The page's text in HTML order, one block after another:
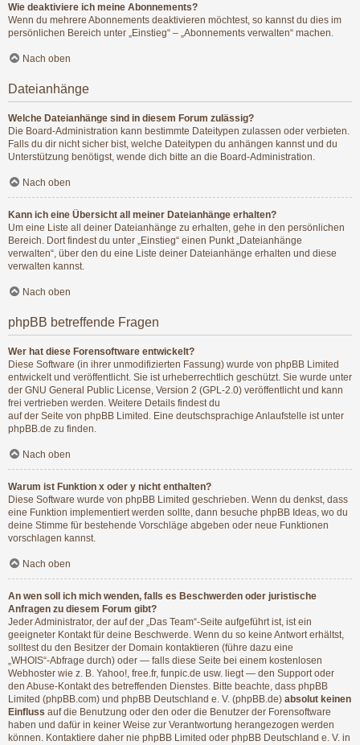
Wie deaktiviere ich meine Abonnements?
Wenn du mehrere Abonnements deaktivieren möchtest, so kannst du dies im
persönlichen Bereich unter „Einstieg“ – „Abonnements verwalten“ machen.
Nach oben
Dateianhänge
Welche Dateianhänge sind in diesem Forum zulässig?
Die Board-Administration kann bestimmte Dateitypen zulassen oder verbieten.
Falls du dir nicht sicher bist, welche Dateitypen du anhängen kannst und du
Unterstützung benötigst, wende dich bitte an die Board-Administration.
Nach oben
Kann ich eine Übersicht all meiner Dateianhänge erhalten?
Um eine Liste all deiner Dateianhänge zu erhalten, gehe in den persönlichen
Bereich. Dort findest du unter „Einstieg“ einen Punkt „Dateianhänge
verwalten“, über den du eine Liste deiner Dateianhänge erhalten und diese
verwalten kannst.
Nach oben
phpBB betreffende Fragen
Wer hat diese Forensoftware entwickelt?
Diese Software (in ihrer unmodifizierten Fassung) wurde von phpBB Limited
entwickelt und veröffentlicht. Sie ist urheberrechtlich geschützt. Sie wurde unter
der GNU General Public License, Version 2 (GPL-2.0) veröffentlicht und kann
frei vertrieben werden. Weitere Details findest du
auf der Seite von phpBB Limited . Eine deutschsprachige Anlaufstelle ist unter
phpBB.de zu finden.
Nach oben
Warum ist Funktion x oder y nicht enthalten?
Diese Software wurde von phpBB Limited geschrieben. Wenn du denkst, dass
eine Funktion implementiert werden sollte, dann besuche phpBB Ideas , wo du
deine Stimme für bestehende Vorschläge abgeben oder neue Funktionen
vorschlagen kannst.
Nach oben
An wen soll ich mich wenden, falls es Beschwerden oder juristische
Anfragen zu diesem Forum gibt?
Jeder Administrator, der auf der „Das Team“-Seite aufgeführt ist, ist ein
geeigneter Kontakt für deine Beschwerde. Wenn du so keine Antwort erhältst,
solltest du den Besitzer der Domain kontaktieren (führe dazu eine
„WHOIS“-Abfrage durch) oder — falls diese Seite bei einem kostenlosen
Webhoster wie z. B. Yahoo!, free.fr, funpic.de usw. liegt — den Support oder
den Abuse-Kontakt des betreffenden Dienstes. Bitte beachte, dass phpBB
Limited (phpBB.com) und phpBB Deutschland e. V. (phpBB.de) absolut keinen
Einfluss auf die Benutzung oder den oder die Benutzer der Forensoftware
haben und dafür in keiner Weise zur Verantwortung herangezogen werden
können. Kontaktiere daher nie phpBB Limited oder phpBB Deutschland e. V. in